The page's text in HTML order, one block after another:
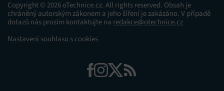
Copyright © 2026 oTechnice.cz. All rights reserved. Obsah je
chráněný autorským zákonem a jeho šíření je zakázáno. V případě
dotazů nás prosím kontaktujte na redakce@otechnice.cz
Nastavení souhlasu s cookies